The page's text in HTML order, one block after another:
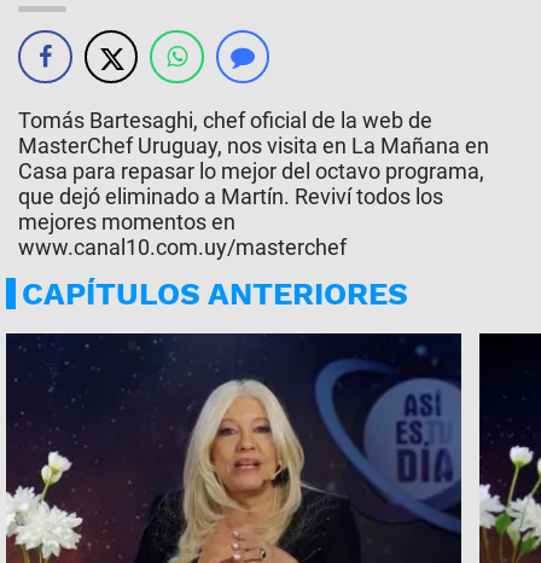
Tomás Bartesaghi, chef oficial de la web de
MasterChef Uruguay, nos visita en La Mañana en
Casa para repasar lo mejor del octavo programa,
que dejó eliminado a Martín. Reviví todos los
mejores momentos en
www.canal10.com.uy/masterchef
CAPÍTULOS ANTERIORES